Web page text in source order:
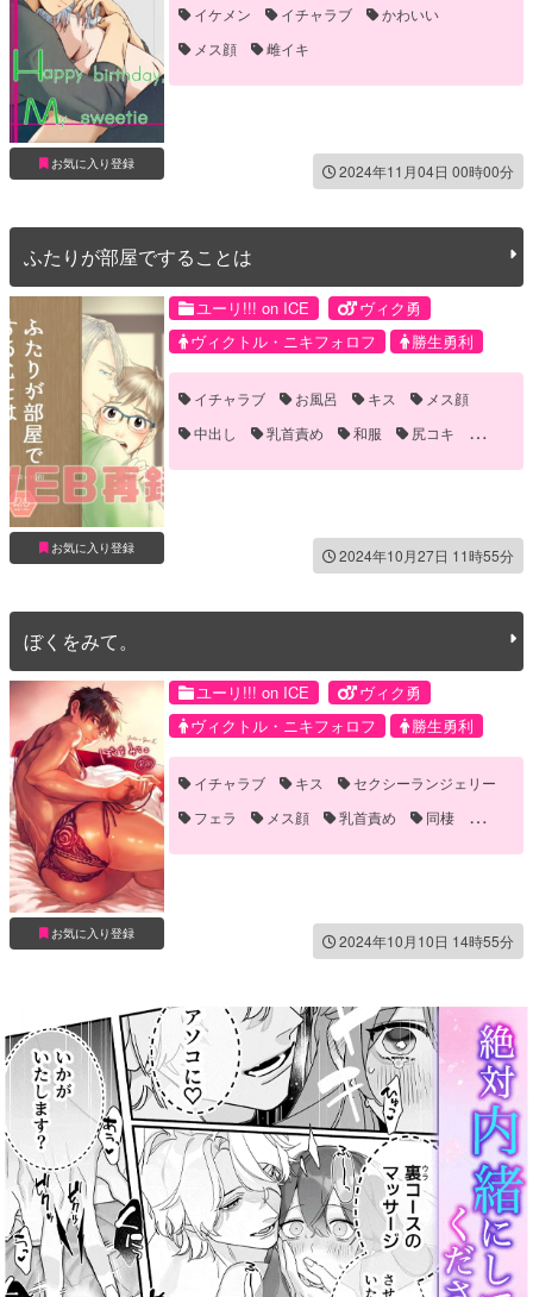
お気に入り登録
イケメン イチャラブ
かわいい
メス顔
雌イキ
2024年11月04日 00時00分
ふたりが部屋ですることは
お気に入り登録
ユーリ!!! on ICE
ヴィク勇
ヴィクトル・ニキフォロフ
勝生勇利
イチャラブ お風呂 キス
メス顔
中出し
乳首責め 和服
尻コキ
恋人
泥酔 眼鏡
2024年10月27日 11時55分
ぼくをみて。
お気に入り登録
ユーリ!!! on ICE
ヴィク勇
ヴィクトル・ニキフォロフ
勝生勇利
イチャラブ キス
セクシーランジェリー
フェラ
メス顔 乳首責め
同棲
恋人
手コキ 手マン 誘い受け
2024年10月10日 14時55分